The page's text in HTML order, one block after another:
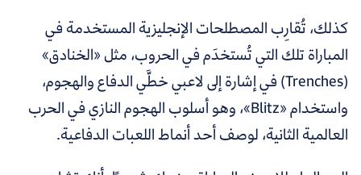
كذلك، تُقارِب المصطلحات الإنجليزية المستخدمة في
المباراة تلك التي تُستخدَم في الحروب، مثل «الخنادق»
(Trenches) في إشارة إلى لاعبي خطَّي الدفاع والهجوم،
واستخدام «Blitz»، وهو أسلوب الهجوم النازي في الحرب
العالمية الثانية، لوصف أحد أنماط اللعبات الدفاعية.